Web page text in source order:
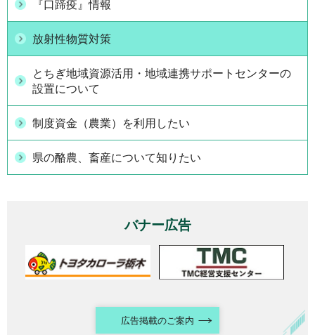
『口蹄疫』情報
放射性物質対策
とちぎ地域資源活用・地域連携サポートセンターの
設置について
制度資金（農業）を利用したい
県の酪農、畜産について知りたい
バナー広告
広告掲載のご案内